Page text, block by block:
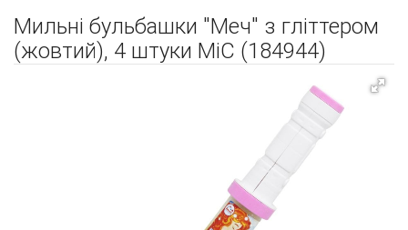
Мильні бульбашки "Меч" з гліттером
(жовтий), 4 штуки MiC (184944)